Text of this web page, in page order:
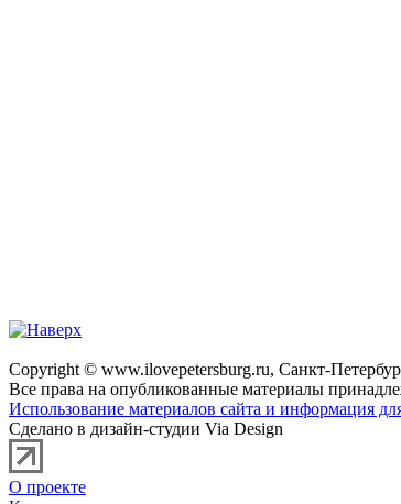
Copyright © www.ilovepetersburg.ru, Санкт-
Все права на опубликованные материалы
Использование материалов сайта и информация
Сделано в дизайн-студии Via Design
О проекте